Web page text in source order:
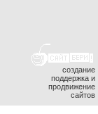
создание
поддержка и
продвижение
сайтов